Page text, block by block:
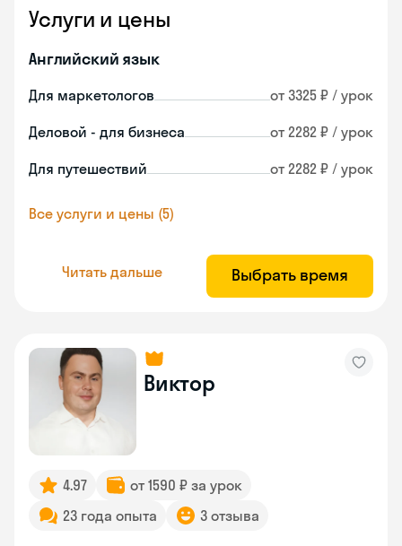
Услуги и цены
Английский язык
Для маркетологов от 3325 ₽ / урок
Деловой - для бизнеса от 2282 ₽ / урок
Для путешествий от 2282 ₽ / урок
Все услуги и цены (5)
Читать дальше Выбрать время
Виктор
4.97
от 1590 ₽ за урок
23 года опыта
3 отзыва